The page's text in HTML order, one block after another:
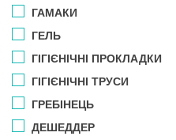
ГАМАКИ
ГЕЛЬ
ГІГІЄНІЧНІ ПРОКЛАДКИ
ГІГІЄНІЧНІ ТРУСИ
ГРЕБІНЕЦЬ
ДЕШЕДДЕР